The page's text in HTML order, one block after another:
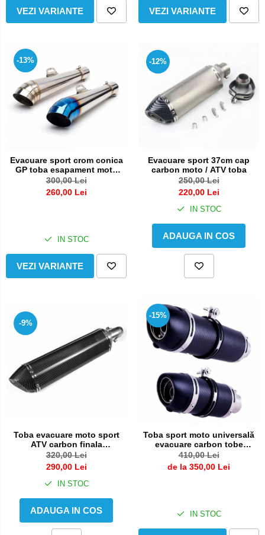
VEZI VARIANTE VEZI VARIANTE
-13%
Evacuare sport crom conica
GP toba esapament moto
atv
300,00 Lei
260,00 Lei
IN STOC
VEZI VARIANTE
-12%
Evacuare sport 37cm cap
carbon moto / ATV toba
250,00 Lei
220,00 Lei
IN STOC
ADAUGA IN COS
-9%
Toba evacuare moto sport
ATV carbon finala
eșapament 47cm
320,00 Lei
290,00 Lei
IN STOC
ADAUGA IN COS
-15%
Toba sport moto universală
evacuare carbon tobe
esapament motocicleta
410,00 Lei
de la 350,00 Lei
IN STOC